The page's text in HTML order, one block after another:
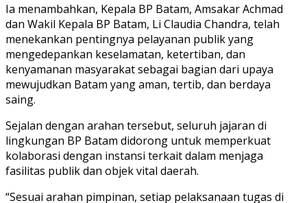
Ia menambahkan, Kepala BP Batam, Amsakar Achmad
dan Wakil Kepala BP Batam, Li Claudia Chandra, telah
menekankan pentingnya pelayanan publik yang
mengedepankan keselamatan, ketertiban, dan
kenyamanan masyarakat sebagai bagian dari upaya
mewujudkan Batam yang aman, tertib, dan berdaya
saing.
Sejalan dengan arahan tersebut, seluruh jajaran di
lingkungan BP Batam didorong untuk memperkuat
kolaborasi dengan instansi terkait dalam menjaga
fasilitas publik dan objek vital daerah.
“Sesuai arahan pimpinan, setiap pelaksanaan tugas di